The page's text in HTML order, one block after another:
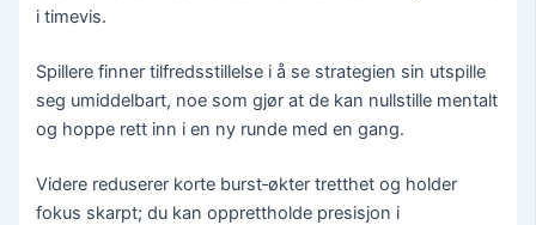
i timevis.
Spillere finner tilfredsstillelse i å se strategien sin utspille
seg umiddelbart, noe som gjør at de kan nullstille mentalt
og hoppe rett inn i en ny runde med en gang.
Videre reduserer korte burst‑økter tretthet og holder
fokus skarpt; du kan opprettholde presisjon i